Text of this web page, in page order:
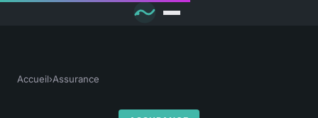
Accueil›Assurance